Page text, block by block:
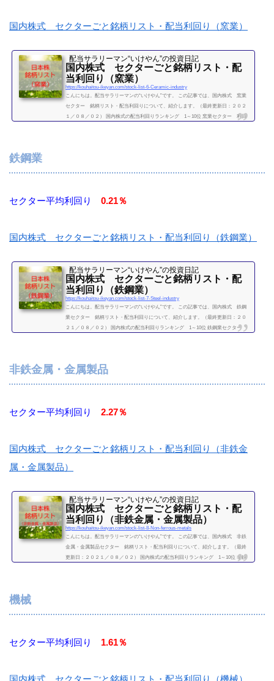
国内株式 セクターごと銘柄リスト・配当利回り（窯業）
配当サラリーマン“いけやん”の投資日記 ​
国内株式 セクターごと銘柄リスト・配
当利回り（窯業）
https://kouhaitou-ikeyan.com/stock-list-6-Ceramic-industry
こんにちは。配当サラリーマンの“いけやん”です。 この記事では、国内株式 窯業
セクター 銘柄リスト・配当利回りについて、紹介します。（最終更新日：２０２
１／０８／０２） 国内株式の配当利回りランキング 1～10位 窯業セクター 利回
続きを読む
鉄鋼業
セクター平均利回り 0.21％
国内株式 セクターごと銘柄リスト・配当利回り（鉄鋼業）
配当サラリーマン“いけやん”の投資日記 ​
国内株式 セクターごと銘柄リスト・配
当利回り（鉄鋼業）
https://kouhaitou-ikeyan.com/stock-list-7-Steel-industry
こんにちは。配当サラリーマンの“いけやん”です。 この記事では、国内株式 鉄鋼
業セクター 銘柄リスト・配当利回りについて、紹介します。（最終更新日：２０
２１／０８／０２） 国内株式の配当利回りランキング 1～10位 鉄鋼業セクター
り 2.3％国内株式...
続きを読む
非鉄金属・金属製品
セクター平均利回り 2.27％
国内株式 セクターごと銘柄リスト・配当利回り（非鉄金
属・金属製品）
配当サラリーマン“いけやん”の投資日記 ​
国内株式 セクターごと銘柄リスト・配
当利回り（非鉄金属・金属製品）
https://kouhaitou-ikeyan.com/stock-list-8-Non-ferrous-metals
こんにちは。配当サラリーマンの“いけやん”です。 この記事では、国内株式 非鉄
金属・金属製品セクター 銘柄リスト・配当利回りについて、紹介します。（最終
更新日：２０２１／０８／０２） 国内株式の配当利回りランキング 1～10位 非鉄
続きを読む
機械
セクター平均利回り 1.61％
国内株式 セクターごと銘柄リスト・配当利回り（機械）